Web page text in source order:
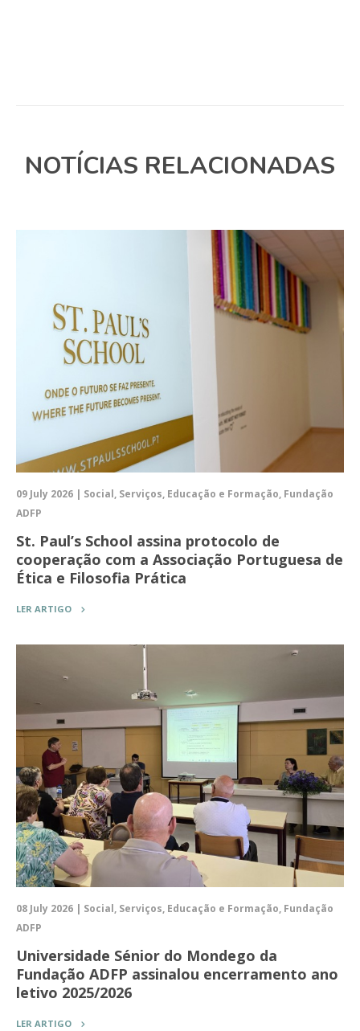
NOTÍCIAS RELACIONADAS
09 July 2026 | Social, Serviços, Educação e Formação, Fundação
ADFP
St. Paul’s School assina protocolo de
cooperação com a Associação Portuguesa de
Ética e Filosofia Prática
LER ARTIGO
08 July 2026 | Social, Serviços, Educação e Formação, Fundação
ADFP
Universidade Sénior do Mondego da
Fundação ADFP assinalou encerramento ano
letivo 2025/2026
LER ARTIGO